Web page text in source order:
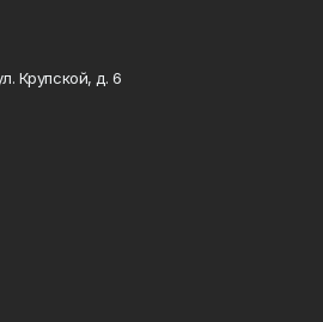
Крупской, д. 6